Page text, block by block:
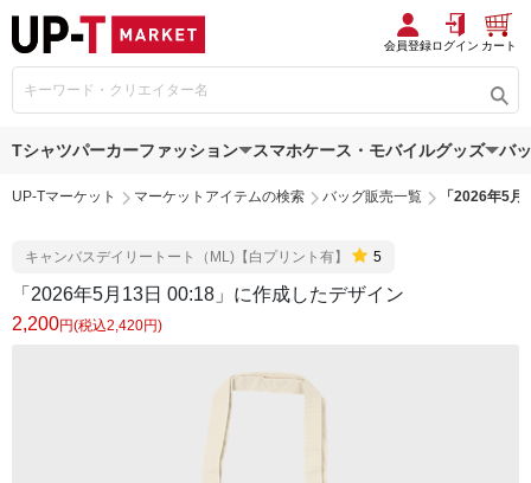
会員登録ログイン カート
Tシャツパーカーファッション スマホケース・モバイルグッズ バ
UP-Tマーケット マーケットアイテムの検索 バッグ販売一覧 「2026年5
キャンバスデイリートート（ML)【白プリント有】 5
「2026年5月13日 00:18」に作成したデザイン
2,200円(税込2,420円)